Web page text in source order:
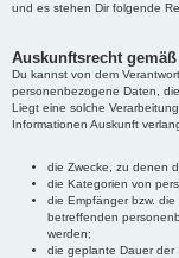
und es stehen Dir folgende
Auskunftsrecht gemäß
Du kannst von dem
personenbezogene Daten,
Liegt eine solche
Informationen Auskunft
die Zwecke, zu denen
die Kategorien von
die Empfänger bzw.
betreffenden
werden;
die geplante Dauer